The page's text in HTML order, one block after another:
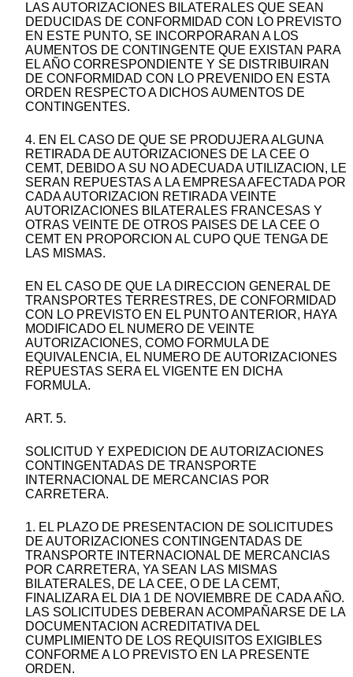
LAS AUTORIZACIONES BILATERALES QUE SEAN
DEDUCIDAS DE CONFORMIDAD CON LO PREVISTO
EN ESTE PUNTO, SE INCORPORARAN A LOS
AUMENTOS DE CONTINGENTE QUE EXISTAN PARA
EL AÑO CORRESPONDIENTE Y SE DISTRIBUIRAN
DE CONFORMIDAD CON LO PREVENIDO EN ESTA
ORDEN RESPECTO A DICHOS AUMENTOS DE
CONTINGENTES.
4. EN EL CASO DE QUE SE PRODUJERA ALGUNA
RETIRADA DE AUTORIZACIONES DE LA CEE O
CEMT, DEBIDO A SU NO ADECUADA UTILIZACION, LE
SERAN REPUESTAS A LA EMPRESA AFECTADA POR
CADA AUTORIZACION RETIRADA VEINTE
AUTORIZACIONES BILATERALES FRANCESAS Y
OTRAS VEINTE DE OTROS PAISES DE LA CEE O
CEMT EN PROPORCION AL CUPO QUE TENGA DE
LAS MISMAS.
EN EL CASO DE QUE LA DIRECCION GENERAL DE
TRANSPORTES TERRESTRES, DE CONFORMIDAD
CON LO PREVISTO EN EL PUNTO ANTERIOR, HAYA
MODIFICADO EL NUMERO DE VEINTE
AUTORIZACIONES, COMO FORMULA DE
EQUIVALENCIA, EL NUMERO DE AUTORIZACIONES
REPUESTAS SERA EL VIGENTE EN DICHA
FORMULA.
ART. 5.
SOLICITUD Y EXPEDICION DE AUTORIZACIONES
CONTINGENTADAS DE TRANSPORTE
INTERNACIONAL DE MERCANCIAS POR
CARRETERA.
1. EL PLAZO DE PRESENTACION DE SOLICITUDES
DE AUTORIZACIONES CONTINGENTADAS DE
TRANSPORTE INTERNACIONAL DE MERCANCIAS
POR CARRETERA, YA SEAN LAS MISMAS
BILATERALES, DE LA CEE, O DE LA CEMT,
FINALIZARA EL DIA 1 DE NOVIEMBRE DE CADA AÑO.
LAS SOLICITUDES DEBERAN ACOMPAÑARSE DE LA
DOCUMENTACION ACREDITATIVA DEL
CUMPLIMIENTO DE LOS REQUISITOS EXIGIBLES
CONFORME A LO PREVISTO EN LA PRESENTE
ORDEN.